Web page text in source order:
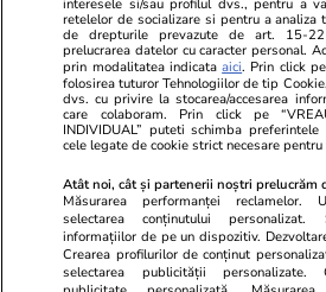
Adevarul.ro
42 de kilometri de
sunt gata, dar rămân închiși.
Expert: „Nu există niciun
tehnic”
interesele si/sau profilul dvs., pentru a
retelelor de socializare si pentru a analiza
de drepturile prevazute de art. 15-
prelucrarea datelor cu caracter personal.
prin modalitatea indicataaici. Prin click
folosirea tuturor Tehnologiilor de tip
dvs. cu privire la stocarea/accesarea
care colaboram. Prin click pe
INDIVIDUAL” puteti schimba
cele legate de cookie strict necesare
Atât noi, cât și partenerii noștri prelucrăm
Măsurarea performanței reclamelor.
selectarea conținutului personalizat.
informațiilor de pe un dispozitiv.
Crearea profilurilor de conținut
selectarea publicității personalizate.